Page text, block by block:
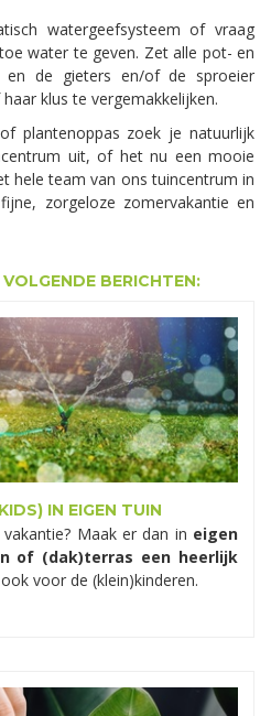
watergeefsysteem of vraag
water te geven. Zet alle pot- en
en de gieters en/of de sproeier
klus te vergemakkelijken.
plantenoppas zoek je natuurlijk
uit, of het nu een mooie
hele team van ons tuincentrum in
zorgeloze zomervakantie en
BERICHTEN:
IN EIGEN TUIN
Maak er dan in eigen
of (dak)terras een heerlijk
voor de (klein)kinderen.